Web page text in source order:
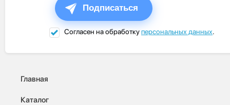
Подписаться
Согласен на обработкуперсональных данных.
Главная
Каталог